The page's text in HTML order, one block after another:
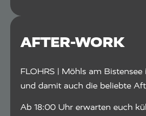
AFTER-WORK
FLOHRS | Möhls am
und damit auch die beliebte
Ab 18:00 Uhr erwarten euch